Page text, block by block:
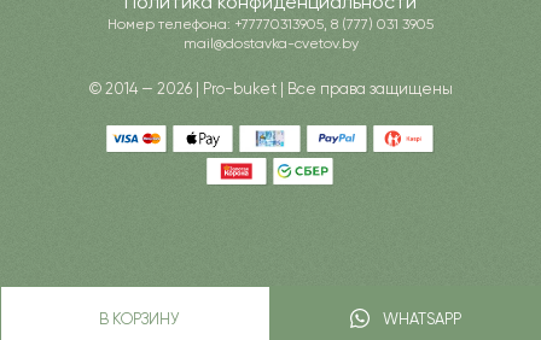
В КОРЗИНУ WHATSAPP
Номер телефона: +77770313905, 8 (777) 031 3905
mail@dostavka-cvetov.by
© 2014 — 2026 | Pro-buket | Все права защищены